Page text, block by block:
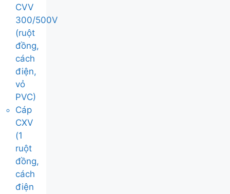
CVV
300/500V
(ruột
đồng,
cách
điện,
vỏ
PVC)
Cáp
CXV
(1
ruột
đồng,
cách
điện